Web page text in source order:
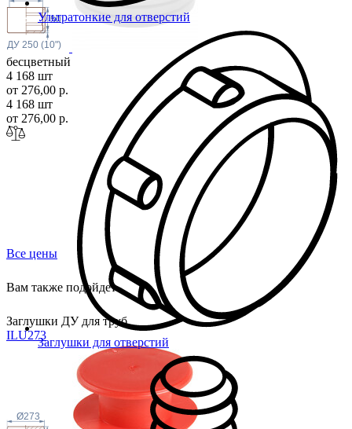
Ультратонкие для отверстий
Заглушки для отверстий
50
ДУ 250 (10")
бесцветный
4 168 шт
от 276,00 р.
4 168 шт
от 276,00 р.
Все цены
Вам также подойдет
Заглушки ДУ для труб
ILU273
Ø273